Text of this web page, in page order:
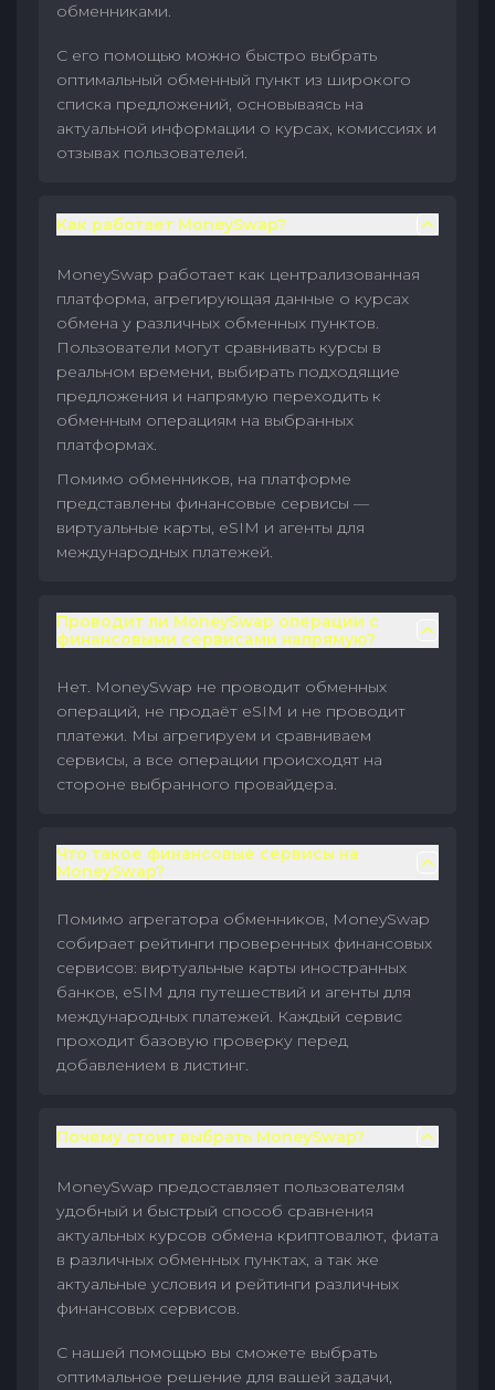
обменниками.
С его помощью можно быстро выбрать
оптимальный обменный пункт из широкого
списка предложений, основываясь на
актуальной информации о курсах, комиссиях и
отзывах пользователей.
Как работает MoneySwap?
MoneySwap работает как централизованная
платформа, агрегирующая данные о курсах
обмена у различных обменных пунктов.
Пользователи могут сравнивать курсы в
реальном времени, выбирать подходящие
предложения и напрямую переходить к
обменным операциям на выбранных
платформах.
Помимо обменников, на платформе
представлены финансовые сервисы —
виртуальные карты, eSIM и агенты для
международных платежей.
Проводит ли MoneySwap операции с
финансовыми сервисами напрямую?
Нет. MoneySwap не проводит обменных
операций, не продаёт eSIM и не проводит
платежи. Мы агрегируем и сравниваем
сервисы, а все операции происходят на
стороне выбранного провайдера.
Что такое финансовые сервисы на
MoneySwap?
Помимо агрегатора обменников, MoneySwap
собирает рейтинги проверенных финансовых
сервисов: виртуальные карты иностранных
банков, eSIM для путешествий и агенты для
международных платежей. Каждый сервис
проходит базовую проверку перед
добавлением в листинг.
Почему стоит выбрать MoneySwap?
MoneySwap предоставляет пользователям
удобный и быстрый способ сравнения
актуальных курсов обмена криптовалют, фиата
в различных обменных пунктах, а так же
актуальные условия и рейтинги различных
финансовых сервисов.
С нашей помощью вы сможете выбрать
оптимальное решение для вашей задачи,